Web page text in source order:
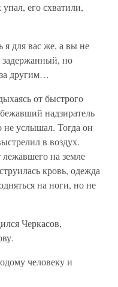
его схватили,
для вас же, а вы не
но
другим…
от быстрого
надзиратель
не услышал. Тогда он
в воздух.
на земле
кровь, одежда
на ноги, но не
Черкасов,
человеку и